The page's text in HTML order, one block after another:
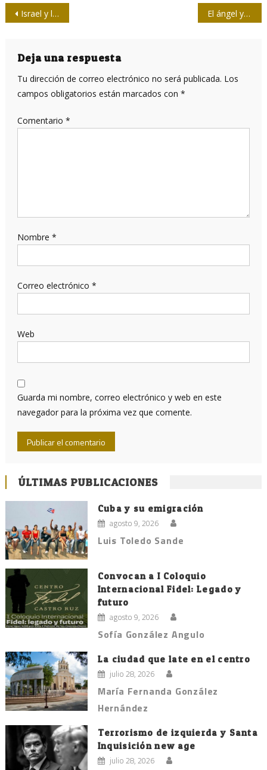
Navegación
entradas
Israel y la manipulación de la opinión pública mundial El ángel y el genio del Instituto Internacional de Periodismo José Martí
Deja una respuesta
Tu dirección de correo electrónico no será publicada. Los
campos obligatorios están marcados con *
Comentario *
Nombre *
Correo electrónico *
Web
Guarda mi nombre, correo electrónico y web en este
navegador para la próxima vez que comente.
ÚLTIMAS PUBLICACIONES
Cuba y su emigración
agosto 9, 2026
Luis Toledo Sande
Convocan a I Coloquio
Internacional Fidel: Legado y
futuro
agosto 9, 2026
Sofía González Angulo
La ciudad que late en el centro
julio 28, 2026
María Fernanda González
Hernández
Terrorismo de izquierda y Santa
Inquisición new age
julio 28, 2026